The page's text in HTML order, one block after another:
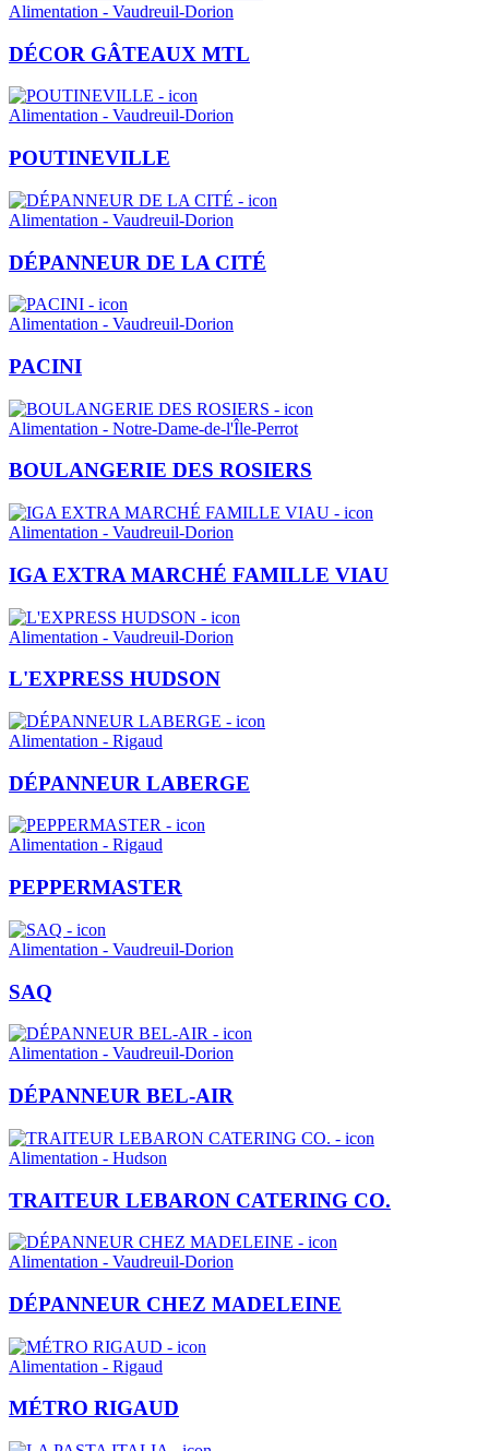
Alimentation - Vaudreuil-Dorion
DÉCOR GÂTEAUX MTL
Alimentation - Vaudreuil-Dorion
POUTINEVILLE
Alimentation - Vaudreuil-Dorion
DÉPANNEUR DE LA CITÉ
Alimentation - Vaudreuil-Dorion
PACINI
Alimentation - Notre-Dame-de-l'Île-Perrot
BOULANGERIE DES ROSIERS
Alimentation - Vaudreuil-Dorion
IGA EXTRA MARCHÉ FAMILLE VIAU
Alimentation - Vaudreuil-Dorion
L'EXPRESS HUDSON
Alimentation - Rigaud
DÉPANNEUR LABERGE
Alimentation - Rigaud
PEPPERMASTER
Alimentation - Vaudreuil-Dorion
SAQ
Alimentation - Vaudreuil-Dorion
DÉPANNEUR BEL-AIR
Alimentation - Hudson
TRAITEUR LEBARON CATERING CO.
Alimentation - Vaudreuil-Dorion
DÉPANNEUR CHEZ MADELEINE
Alimentation - Rigaud
MÉTRO RIGAUD